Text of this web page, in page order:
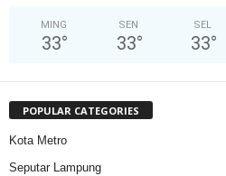
MING
33°
SEN
33°
SEL
33°
POPULAR CATEGORIES
Kota Metro
Seputar Lampung